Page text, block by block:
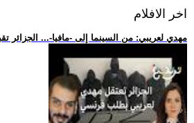
اخر الافلام
.. مهدي لعريبي: من السينما إلى -مافيا-... الجزائر